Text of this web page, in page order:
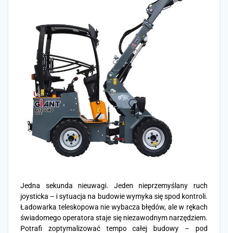
Jedna sekunda nieuwagi. Jeden nieprzemyślany ruch
joysticka – i sytuacja na budowie wymyka się spod kontroli.
Ładowarka teleskopowa nie wybacza błędów, ale w rękach
świadomego operatora staje się niezawodnym narzędziem.
Potrafi zoptymalizować tempo całej budowy – pod